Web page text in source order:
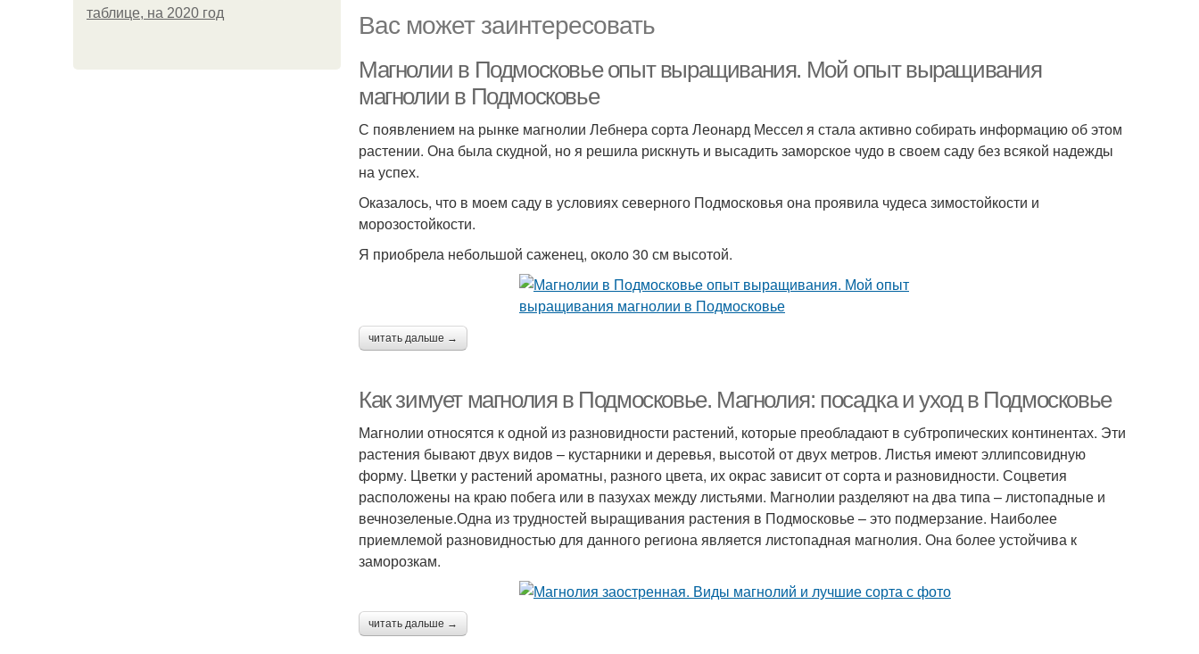
таблице, на 2020 год
Вас может заинтересовать
Магнолии в Подмосковье опыт выращивания. Мой опыт выращивания
магнолии в Подмосковье
С появлением на рынке магнолии Лебнера сорта Леонард Мессел я стала активно собирать информацию об этом
растении. Она была скудной, но я решила рискнуть и высадить заморское чудо в своем саду без всякой надежды
на успех.
Оказалось, что в моем саду в условиях северного Подмосковья она проявила чудеса зимостойкости и
морозостойкости.
Я приобрела небольшой саженец, около 30 см высотой.
читать дальше →
Как зимует магнолия в Подмосковье. Магнолия: посадка и уход в Подмосковье
Магнолии относятся к одной из разновидности растений, которые преобладают в субтропических континентах. Эти
растения бывают двух видов – кустарники и деревья, высотой от двух метров. Листья имеют эллипсовидную
форму. Цветки у растений ароматны, разного цвета, их окрас зависит от сорта и разновидности. Соцветия
расположены на краю побега или в пазухах между листьями. Магнолии разделяют на два типа – листопадные и
вечнозеленые.Одна из трудностей выращивания растения в Подмосковье – это подмерзание. Наиболее
приемлемой разновидностью для данного региона является листопадная магнолия. Она более устойчива к
заморозкам.
читать дальше →